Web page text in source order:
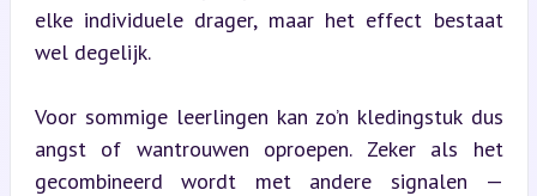
elke individuele drager, maar het effect bestaat
wel degelijk.
Voor sommige leerlingen kan zo’n kledingstuk dus
angst of wantrouwen oproepen. Zeker als het
gecombineerd wordt met andere signalen —